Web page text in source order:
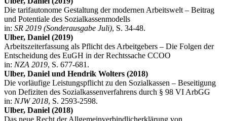
Die tarifautonome Gestaltung der modernen Arbeitswelt – Beitrag
und Potentiale des Sozialkassenmodells
in: SR 2019 (Sonderausgabe Juli), S. 34-48.
Ulber, Daniel (2019)
Arbeitszeiterfassung als Pflicht des Arbeitgebers – Die Folgen der
Entscheidung des EuGH in der Rechtssache CCOO
in: NZA 2019, S. 677-681.
Ulber, Daniel und Hendrik Wolters (2018)
Die vorläufige Leistungspflicht zu den Sozialkassen – Beseitigung
von Defiziten des Sozialkassenverfahrens durch § 98 VI ArbGG
in: NJW 2018, S. 2593-2598.
Ulber, Daniel (2018)
Das neue Recht der Allgemeinverbindlicherklärung von